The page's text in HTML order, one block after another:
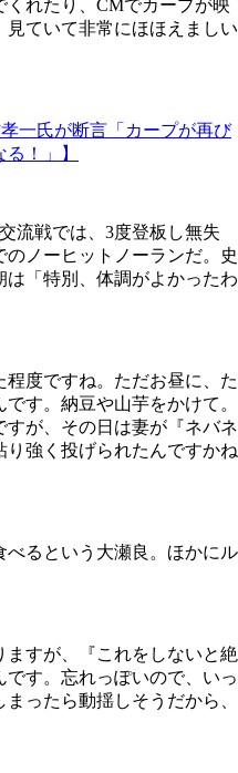
れたり、CMでカープが映
ていて非常にほほえましい
一氏が断言「カープが再び
！」】
流戦では、3度登板し無失
のノーヒットノーランだ。史
は「特別、体調がよかったわ
程度ですね。ただお昼に、た
す。納豆や山芋をかけて。
が、その日は妻が『ネバネ
強く投げられたんですかね
るという大瀬良。ほかにル
ますが、『これをしないと絶
す。忘れっぽいので、いっ
ったら動揺しそうだから、